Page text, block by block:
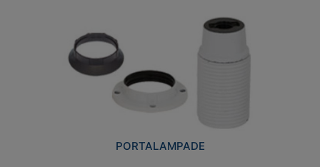
PORTALAMPADE